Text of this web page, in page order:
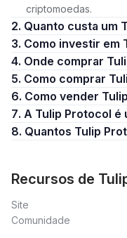
criptomoedas.
2. Quanto custa
3. Como investir
4. Onde comprar
5. Como comprar
6. Como vender
7. A Tulip Protocol
8. Quantos Tulip
Recursos de
Site
Comunidade